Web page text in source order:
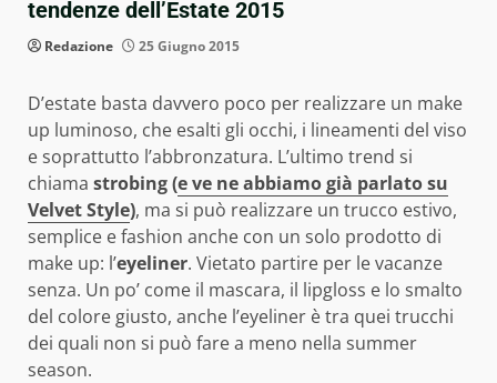
tendenze dell’Estate 2015
Redazione 25 Giugno 2015
D’estate basta davvero poco per realizzare un make
up luminoso, che esalti gli occhi, i lineamenti del viso
e soprattutto l’abbronzatura. L’ultimo trend si
chiama strobing (e ve ne abbiamo già parlato su
Velvet Style), ma si può realizzare un trucco estivo,
semplice e fashion anche con un solo prodotto di
make up: l’eyeliner. Vietato partire per le vacanze
senza. Un po’ come il mascara, il lipgloss e lo smalto
del colore giusto, anche l’eyeliner è tra quei trucchi
dei quali non si può fare a meno nella summer
season.